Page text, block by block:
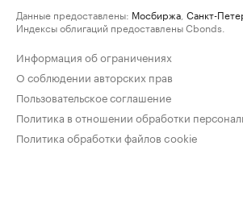
Данные предоставлены: Мосбиржа Санкт-
Индексы облигаций предоставлены Cbonds.
Информация об ограничениях
О соблюдении авторских прав
Пользовательское соглашение
Политика в отношении обработки
Политика обработки файлов cookie